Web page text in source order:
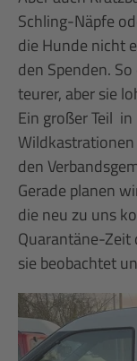
Schling-Näpfe
die Hunde nicht
den Spenden.
teurer, aber sie
Ein großer Teil
den
Gerade planen
die neu zu uns
Quarantäne-Zeit
sie beobachtet